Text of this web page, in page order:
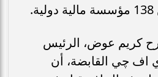
كريم عوض، الرئيس
اف چي القابضة، أن